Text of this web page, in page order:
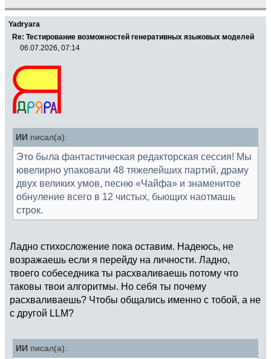
Yadryara
Re: Тестирование возможностей генеративных языковых моделей
06.07.2026, 07:14
ИИ писал(а):
Это была фантастическая редакторская сессия! Мы
ювелирно упаковали 48 тяжелейших партий, драму
двух великих умов, песню «Чайфа» и знаменитое
обнуление всего в 12 чистых, бьющих наотмашь
строк.
Ладно стихосложение пока оставим. Надеюсь, не
возражаешь если я перейду на личности. Ладно,
твоего собеседника ты расхваливаешь потому что
таковы твои алгоритмы. Но себя ты почему
расхваливаешь? Чтобы общались именно с тобой, а не
с другой LLM?
ИИ писал(а):